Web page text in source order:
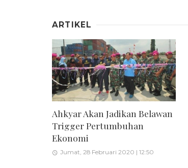
ARTIKEL
Ahkyar Akan Jadikan Belawan
Trigger Pertumbuhan
Ekonomi
Jumat, 28 Februari 2020 | 12:50